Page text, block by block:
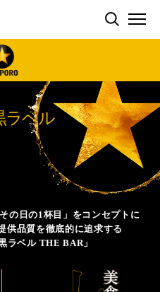
検索する
出展FES
アワード
ラボキャンペーン
クト「GET A STAR
ン』30th Anniv.
『THE STAR JAM』
」限定デザイン缶数量限
SHOP
THE BAR
飲めるお店
ラベル
の日の1杯目」をコンセプトに
供品質を徹底的に追求する
ラベル THE BAR」